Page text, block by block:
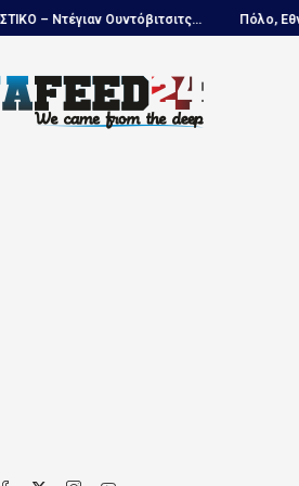
Ντέγιαν Ουντόβιτσιτς... Πόλο, Εθνική